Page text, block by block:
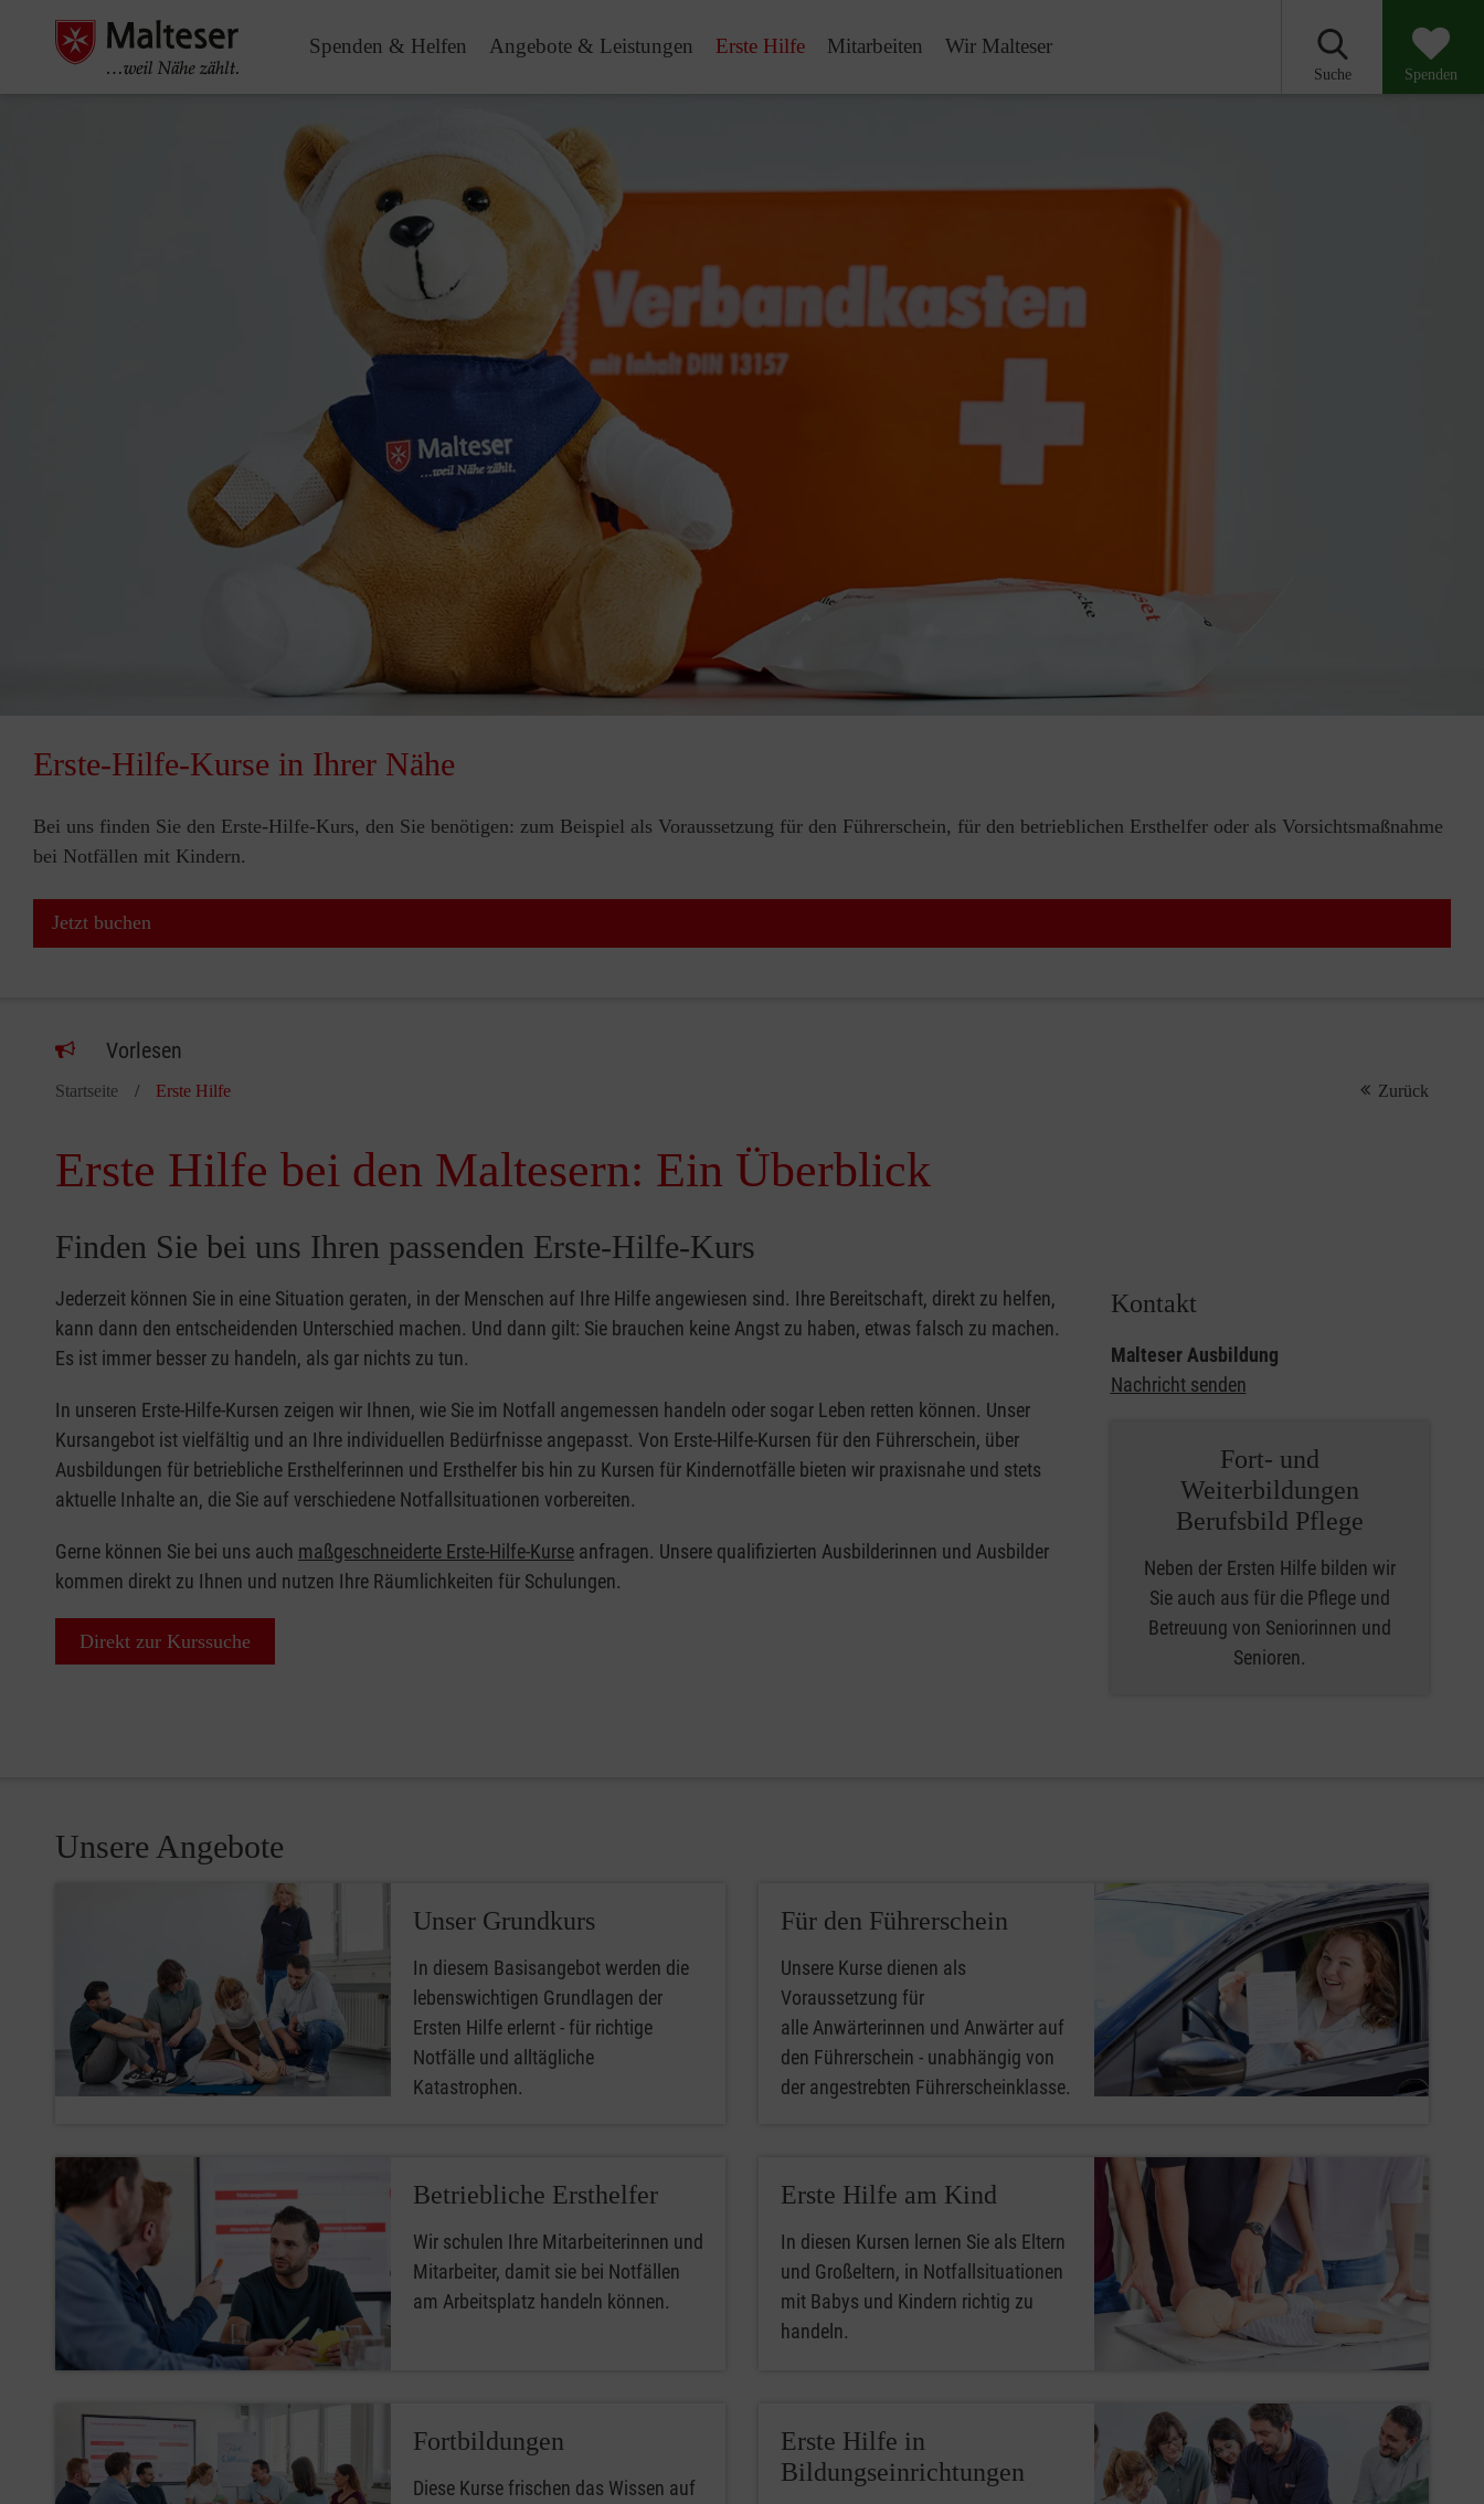
Spenden & Helfen Angebote & Leistungen Erste Hilfe Mitarbeiten Wir Malteser
Suche Spenden
Erste-Hilfe-Kurse in Ihrer Nähe
Bei uns finden Sie den Erste-Hilfe-Kurs, den Sie benötigen: zum Beispiel als Voraussetzung für den Führerschein, für den betrieblichen Ersthelfer oder als Vorsichtsmaßnahme
bei Notfällen mit Kindern.
Jetzt buchen
Vorlesen
Startseite Erste Hilfe Zurück
Erste Hilfe bei den Maltesern: Ein Überblick
Finden Sie bei uns Ihren passenden Erste-Hilfe-Kurs
Jederzeit können Sie in eine Situation geraten, in der Menschen auf Ihre Hilfe angewiesen sind. Ihre Bereitschaft, direkt zu helfen,
kann dann den entscheidenden Unterschied machen. Und dann gilt: Sie brauchen keine Angst zu haben, etwas falsch zu machen.
Es ist immer besser zu handeln, als gar nichts zu tun.
In unseren Erste-Hilfe-Kursen zeigen wir Ihnen, wie Sie im Notfall angemessen handeln oder sogar Leben retten können. Unser
Kursangebot ist vielfältig und an Ihre individuellen Bedürfnisse angepasst. Von Erste-Hilfe-Kursen für den Führerschein, über
Ausbildungen für betriebliche Ersthelferinnen und Ersthelfer bis hin zu Kursen für Kindernotfälle bieten wir praxisnahe und stets
aktuelle Inhalte an, die Sie auf verschiedene Notfallsituationen vorbereiten.
Gerne können Sie bei uns auch maßgeschneiderte Erste-Hilfe-Kurse anfragen. Unsere qualifizierten Ausbilderinnen und Ausbilder
kommen direkt zu Ihnen und nutzen Ihre Räumlichkeiten für Schulungen.
Direkt zur Kurssuche
Kontakt
Malteser Ausbildung
Nachricht senden
Fort- und
Weiterbildungen
Berufsbild Pflege
Neben der Ersten Hilfe bilden wir
Sie auch aus für die Pflege und
Betreuung von Seniorinnen und
Senioren.
Unsere Angebote
Unser Grundkurs
In diesem Basisangebot werden die
lebenswichtigen Grundlagen der
Ersten Hilfe erlernt - für richtige
Notfälle und alltägliche
Katastrophen.
Für den Führerschein
Unsere Kurse dienen als
Voraussetzung für
alle Anwärterinnen und Anwärter auf
den Führerschein - unabhängig von
der angestrebten Führerscheinklasse.
Betriebliche Ersthelfer
Wir schulen Ihre Mitarbeiterinnen und
Mitarbeiter, damit sie bei Notfällen
am Arbeitsplatz handeln können.
Erste Hilfe am Kind
In diesen Kursen lernen Sie als Eltern
und Großeltern, in Notfallsituationen
mit Babys und Kindern richtig zu
handeln.
Fortbildungen
Diese Kurse frischen das Wissen auf
Erste Hilfe in
Bildungseinrichtungen